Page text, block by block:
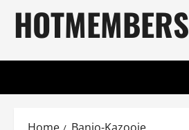
HOTMEMBERS